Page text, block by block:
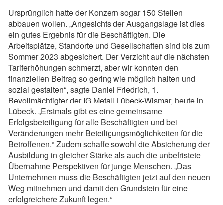
Ursprünglich hatte der Konzern sogar 150 Stellen
abbauen wollen. „Angesichts der Ausgangslage ist dies
ein gutes Ergebnis für die Beschäftigten. Die
Arbeitsplätze, Standorte und Gesellschaften sind bis zum
Sommer 2023 abgesichert. Der Verzicht auf die nächsten
Tariferhöhungen schmerzt, aber wir konnten den
finanziellen Beitrag so gering wie möglich halten und
sozial gestalten“, sagte Daniel Friedrich, 1.
Bevollmächtigter der IG Metall Lübeck-Wismar, heute in
Lübeck. „Erstmals gibt es eine gemeinsame
Erfolgsbeteiligung für alle Beschäftigten und bei
Veränderungen mehr Beteiligungsmöglichkeiten für die
Betroffenen.“ Zudem schaffe sowohl die Absicherung der
Ausbildung in gleicher Stärke als auch die unbefristete
Übernahme Perspektiven für junge Menschen. „Das
Unternehmen muss die Beschäftigten jetzt auf den neuen
Weg mitnehmen und damit den Grundstein für eine
erfolgreichere Zukunft legen.“